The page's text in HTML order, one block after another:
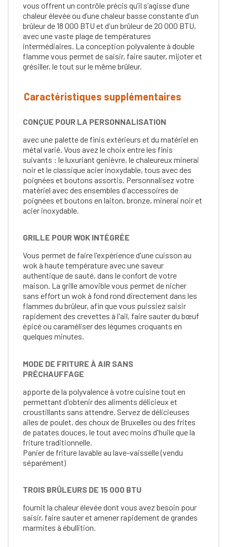
vous offrent un contrôle précis qu’il s’agisse d’une
chaleur élevée ou d’une chaleur basse constante d'un
brûleur de 18 000 BTU et d'un brûleur de 20 000 BTU,
avec une vaste plage de températures
intermédiaires. La conception polyvalente à double
flamme vous permet de saisir, faire sauter, mijoter et
grésiller, le tout sur le même brûleur.
Caractéristiques supplémentaires
CONÇUE POUR LA PERSONNALISATION
avec une palette de finis extérieurs et du matériel en
métal varié. Vous avez le choix entre les finis
suivants : le luxuriant genièvre, le chaleureux minerai
noir et le classique acier inoxydable, tous avec des
poignées et boutons assortis. Personnalisez votre
matériel avec des ensembles d'accessoires de
poignées et boutons en laiton, bronze, minerai noir et
acier inoxydable.
GRILLE POUR WOK INTÉGRÉE
Vous permet de faire l'expérience d'une cuisson au
wok à haute température avec une saveur
authentique de sauté, dans le confort de votre
maison. La grille amovible vous permet de nicher
sans effort un wok à fond rond directement dans les
flammes du brûleur, afin que vous puissiez saisir
rapidement des crevettes à l'ail, faire sauter du bœuf
épicé ou caraméliser des légumes croquants en
quelques minutes.
MODE DE FRITURE À AIR SANS
PRÉCHAUFFAGE
apporte de la polyvalence à votre cuisine tout en
permettant d'obtenir des aliments délicieux et
croustillants sans attendre. Servez de délicieuses
ailes de poulet, des choux de Bruxelles ou des frites
de patates douces, le tout avec moins d'huile que la
friture traditionnelle.
Panier de friture lavable au lave-vaisselle (vendu
séparément)
TROIS BRÛLEURS DE 15 000 BTU
fournit la chaleur élevée dont vous avez besoin pour
saisir, faire sauter et amener rapidement de grandes
marmites à ébullition.